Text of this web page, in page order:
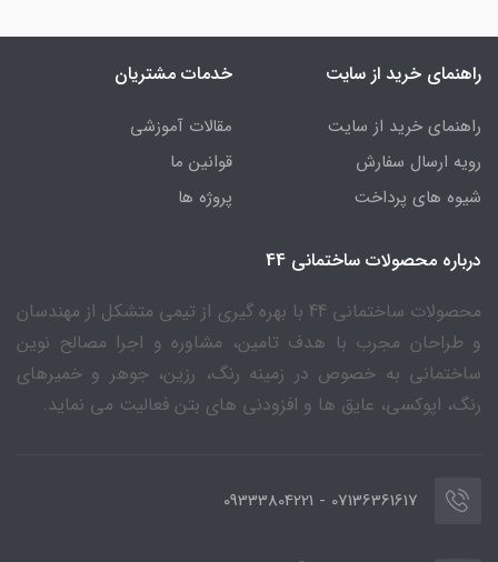
راهنمای خرید از سایت
راهنمای خرید از سایت
رویه ارسال سفارش
شیوه های پرداخت
خدمات مشتریان
مقالات آموزشی
قوانین ما
پروژه ها
درباره محصولات ساختمانی 44
محصولات ساختمانی 44 با بهره گیری از تیمی متشکل از مهندسان
و طراحان مجرب با هدف تامین، مشاوره و اجرا مصالح نوین
ساختمانی به خصوص در زمینه رنگ، رزین، جوهر و خمیرهای
رنگ، اپوکسی، عایق ها و افزودنی های بتن فعالیت می نماید.
07136361617 - 09333804221